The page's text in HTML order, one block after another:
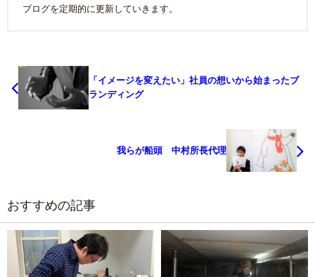
ブログを定期的に更新していきます。
「イメージを変えたい」社員の想いから始まったブ
ランディング
我らが船頭 中村所長代理
おすすめの記事